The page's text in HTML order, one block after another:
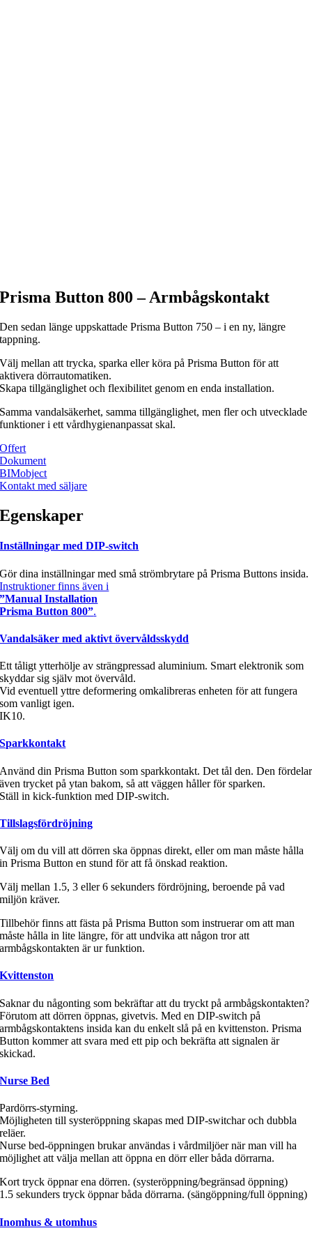
Prisma Button 800 – Armbågskontakt
Den sedan länge uppskattade Prisma Button 750 – i en ny, längre
tappning.
Välj mellan att trycka, sparka eller köra på Prisma Button för att
aktivera dörrautomatiken.
Skapa tillgänglighet och flexibilitet genom en enda installation.
Samma vandalsäkerhet, samma tillgänglighet, men fler och utvecklade
funktioner i ett vårdhygienanpassat skal.
Offert
Dokument
BIMobject
Kontakt med säljare
Egenskaper
Inställningar med DIP-switch
Gör dina inställningar med små strömbrytare på Prisma Buttons insida.
Instruktioner finns även i
”Manual Installation
Prisma Button 800”.
Vandalsäker med aktivt övervåldsskydd
Ett tåligt ytterhölje av strängpressad aluminium. Smart elektronik som
skyddar sig själv mot övervåld.
Vid eventuell yttre deformering omkalibreras enheten för att fungera
som vanligt igen.
IK10.
Sparkkontakt
Använd din Prisma Button som sparkkontakt. Det tål den. Den fördelar
även trycket på ytan bakom, så att väggen håller för sparken.
Ställ in kick-funktion med DIP-switch.
Tillslagsfördröjning
Välj om du vill att dörren ska öppnas direkt, eller om man måste hålla
in Prisma Button en stund för att få önskad reaktion.
Välj mellan 1.5, 3 eller 6 sekunders fördröjning, beroende på vad
miljön kräver.
Tillbehör finns att fästa på Prisma Button som instruerar om att man
måste hålla in lite längre, för att undvika att någon tror att
armbågskontakten är ur funktion.
Kvittenston
Saknar du någonting som bekräftar att du tryckt på armbågskontakten?
Förutom att dörren öppnas, givetvis. Med en DIP-switch på
armbågskontaktens insida kan du enkelt slå på en kvittenston. Prisma
Button kommer att svara med ett pip och bekräfta att signalen är
skickad.
Nurse Bed
Pardörrs-styrning.
Möjligheten till systeröppning skapas med DIP-switchar och dubbla
reläer.
Nurse bed-öppningen brukar användas i vårdmiljöer när man vill ha
möjlighet att välja mellan att öppna en dörr eller båda dörrarna.
Kort tryck öppnar ena dörren. (systeröppning/begränsad öppning)
1.5 sekunders tryck öppnar båda dörrarna. (sängöppning/full öppning)
Inomhus & utomhus